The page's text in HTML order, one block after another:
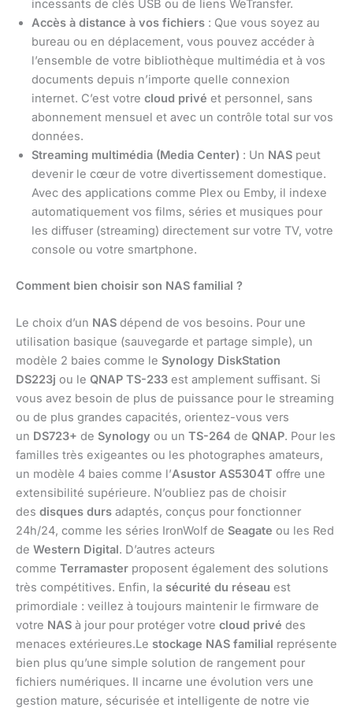
incessants de clés USB ou de liens WeTransfer.
Accès à distance à vos fichiers : Que vous soyez au
bureau ou en déplacement, vous pouvez accéder à
l’ensemble de votre bibliothèque multimédia et à vos
documents depuis n’importe quelle connexion
internet. C’est votre cloud privé et personnel, sans
abonnement mensuel et avec un contrôle total sur vos
données.
Streaming multimédia (Media Center) : Un NAS peut
devenir le cœur de votre divertissement domestique.
Avec des applications comme Plex ou Emby, il indexe
automatiquement vos films, séries et musiques pour
les diffuser (streaming) directement sur votre TV, votre
console ou votre smartphone.
Comment bien choisir son NAS familial ?
Le choix d’un NAS dépend de vos besoins. Pour une
utilisation basique (sauvegarde et partage simple), un
modèle 2 baies comme le Synology DiskStation
DS223j ou le QNAP TS-233 est amplement suffisant. Si
vous avez besoin de plus de puissance pour le streaming
ou de plus grandes capacités, orientez-vous vers
un DS723+ de Synology ou un TS-264 de QNAP. Pour les
familles très exigeantes ou les photographes amateurs,
un modèle 4 baies comme l’Asustor AS5304T offre une
extensibilité supérieure. N’oubliez pas de choisir
des disques durs adaptés, conçus pour fonctionner
24h/24, comme les séries IronWolf de Seagate ou les Red
de Western Digital. D’autres acteurs
comme Terramaster proposent également des solutions
très compétitives. Enfin, la sécurité du réseau est
primordiale : veillez à toujours maintenir le firmware de
votre NAS à jour pour protéger votre cloud privé des
menaces extérieures.Le stockage NAS familial représente
bien plus qu’une simple solution de rangement pour
fichiers numériques. Il incarne une évolution vers une
gestion mature, sécurisée et intelligente de notre vie